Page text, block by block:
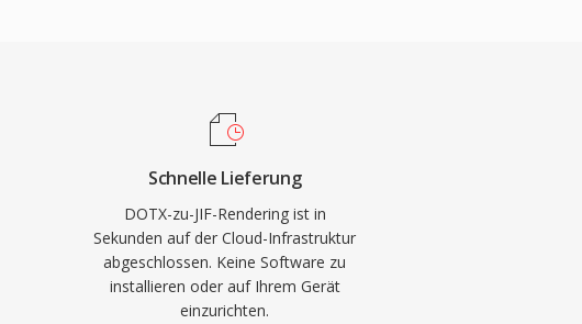
Schnelle Lieferung
DOTX-zu-JIF-Rendering ist in
Sekunden auf der Cloud-Infrastruktur
abgeschlossen. Keine Software zu
installieren oder auf Ihrem Gerät
einzurichten.